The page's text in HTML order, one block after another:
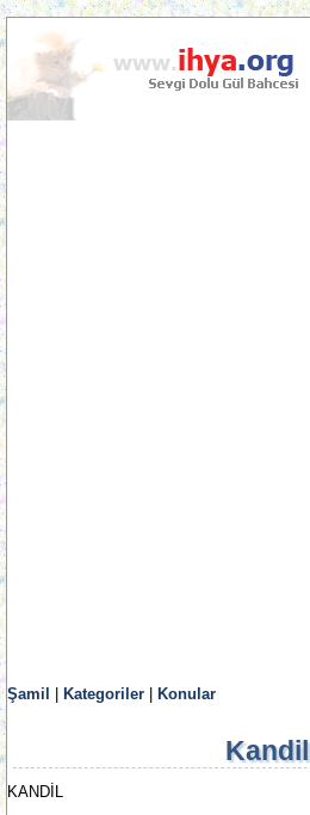
Şamil Kategoriler Konular
Kandil
KANDİL